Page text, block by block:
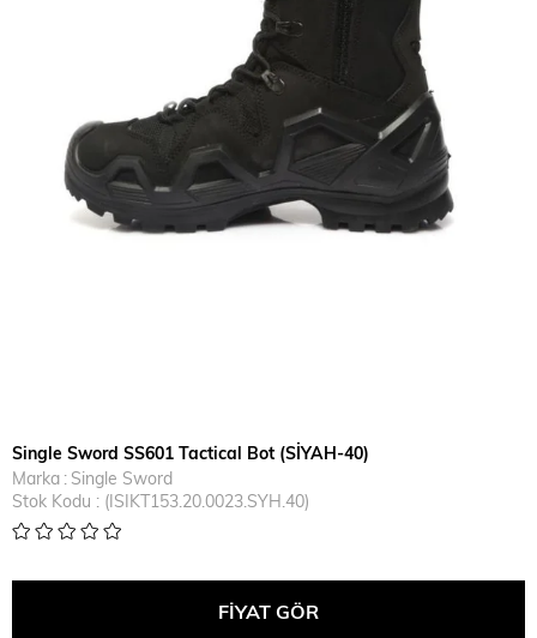
Single Sword SS601 Tactical Bot (SİYAH-40)
Marka : Single Sword
Stok Kodu
(ISIKT153.20.0023.SYH.40)